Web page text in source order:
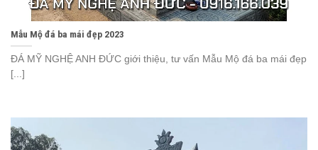
Mẫu Mộ đá ba mái đẹp 2023
ĐÁ MỸ NGHỆ ANH ĐỨC giới thiệu, tư vấn Mẫu Mộ đá ba mái đẹp
[...]